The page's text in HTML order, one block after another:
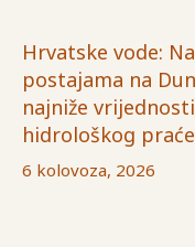
Hrvatske vode:
postajama na
najniže
hidrološkog
6 kolovoza, 2026